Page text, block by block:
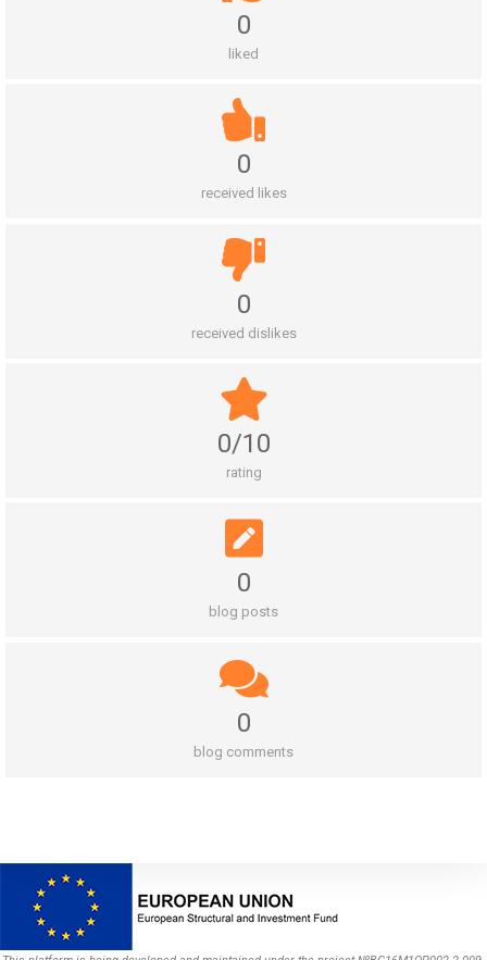
0
liked
0
received likes
0
received dislikes
0/10
rating
0
blog posts
0
blog comments